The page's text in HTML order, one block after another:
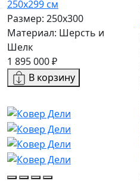
250x299 см
Размер: 250x300
Материал: Шерсть и
Шелк
1 895 000 ₽
В корзину